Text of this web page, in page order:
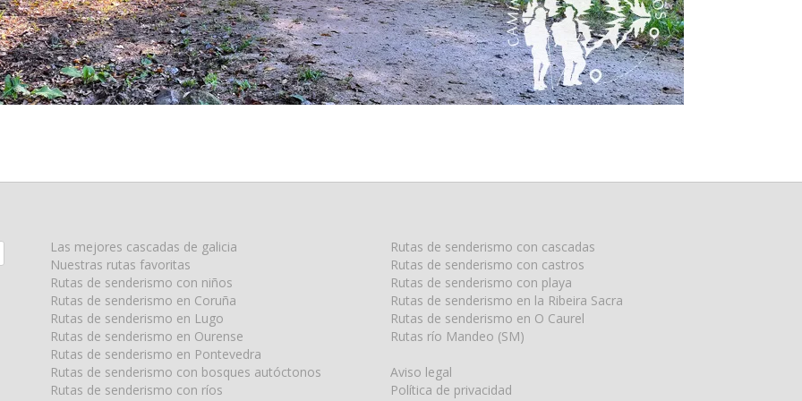
Las mejores cascadas de galicia
Nuestras rutas favoritas
Rutas de senderismo con niños
Rutas de senderismo en Coruña
Rutas de senderismo en Lugo
Rutas de senderismo en Ourense
Rutas de senderismo en Pontevedra
Rutas de senderismo con bosques autóctonos
Rutas de senderismo con ríos
Rutas de senderismo con cascadas
Rutas de senderismo con castros
Rutas de senderismo con playa
Rutas de senderismo en la Ribeira Sacra
Rutas de senderismo en O Caurel
Rutas río Mandeo (SM)
Aviso legal
Política de privacidad